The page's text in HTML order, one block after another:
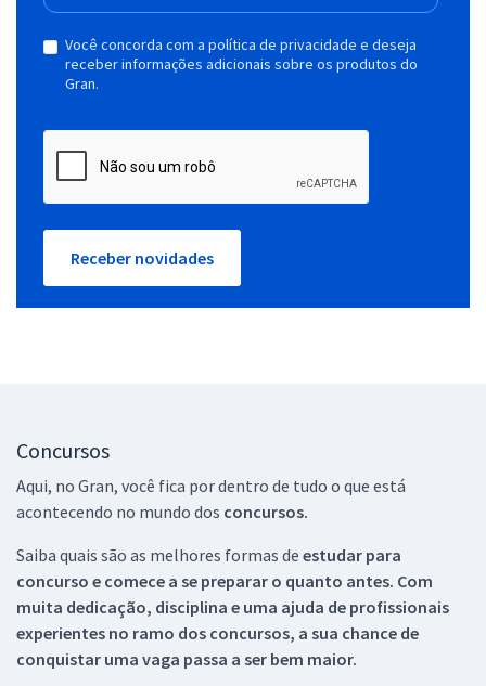
Você concorda com a política de privacidade e deseja
receber informações adicionais sobre os produtos do
Gran.
Receber novidades
Concursos
Aqui, no Gran, você fica por dentro de tudo o que está
acontecendo no mundo dos concursos.
Saiba quais são as melhores formas de estudar para
concurso e comece a se preparar o quanto antes. Com
muita dedicação, disciplina e uma ajuda de profissionais
experientes no ramo dos concursos, a sua chance de
conquistar uma vaga passa a ser bem maior.